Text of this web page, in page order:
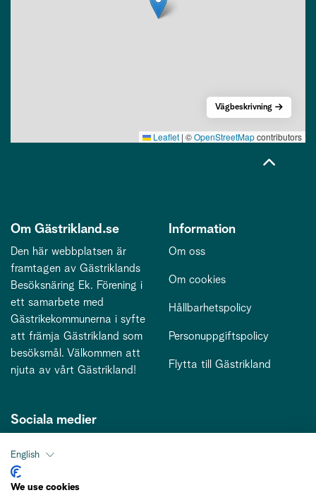
Leaflet | ©OpenStreetMapcontributors
Vägbeskrivning
Om Gästrikland.se
Den här webbplatsen är
framtagen av Gästriklands
Besöksnäring Ek. Förening i
ett samarbete med
Gästrikekommunerna i syfte
att främja Gästrikland som
besöksmål. Välkommen att
njuta av vårt Gästrikland!
Information
Om oss
Om cookies
Hållbarhetspolicy
Personuppgiftspolicy
Flytta till Gästrikland
Sociala medier
Kontakt
English
We use cookies